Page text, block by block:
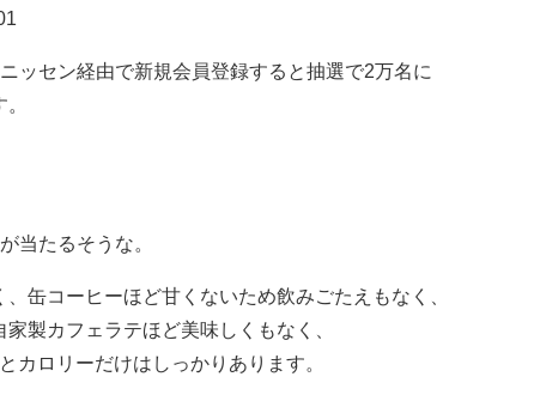
ッセン経由で新規会員登録すると抽選で2万名に
当たるそうな。
缶コーヒーほど甘くないため飲みごたえもなく、
製カフェラテほど美味しくもなく、
カロリーだけはしっかりあります。